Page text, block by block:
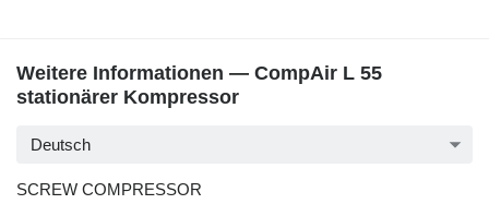
Weitere Informationen — CompAir L 55
stationärer Kompressor
Deutsch
SCREW COMPRESSOR